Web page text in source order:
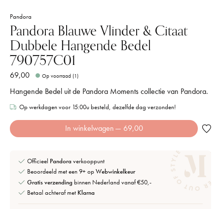
Pandora
Pandora Blauwe Vlinder & Citaat
Dubbele Hangende Bedel
790757C01
69,00 Op voorraad (1)
Hangende Bedel uit de Pandora Moments collectie van Pandora.
Op werkdagen voor 15:00u besteld, dezelfde dag verzonden!
In winkelwagen — 69,00
Officieel Pandora verkooppunt
Beoordeeld met een 9+ opWebwinkelkeur
Gratis verzending binnen Nederland vanaf €50,-
Betaal achteraf met Klarna